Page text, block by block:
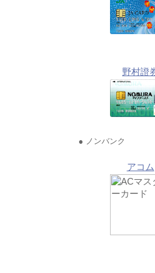
野村證
● ノンバンク
アコム